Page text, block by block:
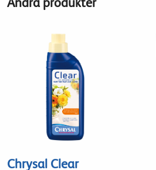
Chrysal Clear